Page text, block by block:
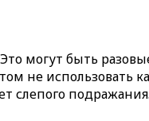
могут быть
не